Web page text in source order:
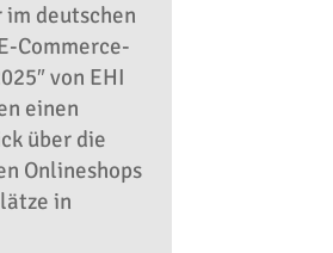
im deutschen
Commerce-
von EHI
einen
über die
Onlineshops
in